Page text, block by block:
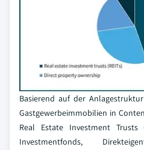
Basierend auf der
Gastgewerbeimmobilien in
Real Estate Investment Trusts
Investmentfonds,